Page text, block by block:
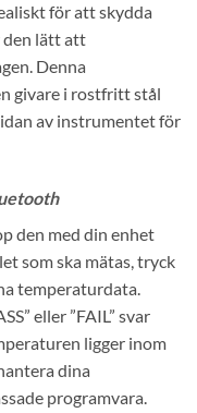
för att skydda
den lätt att
Denna
givare i rostfritt stål
av instrumentet för
den med din enhet
som ska mätas, tryck
temperaturdata.
eller ”FAIL” svar
ligger inom
dina
programvara.